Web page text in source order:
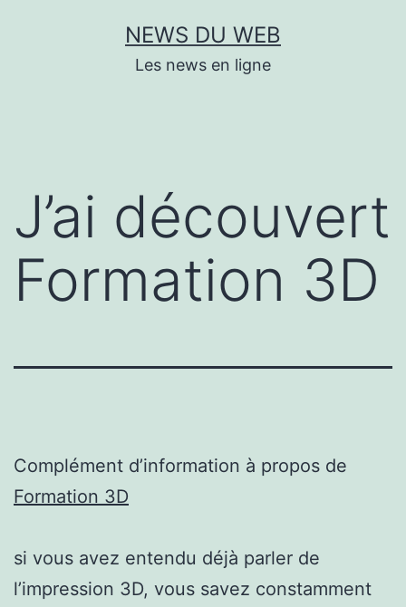
NEWS DU WEB
Les news en ligne
J’ai découvert
Formation 3D
Complément d’information à propos de
Formation 3D
si vous avez entendu déjà parler de
l’impression 3D, vous savez constamment